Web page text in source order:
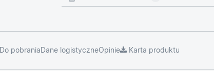
Do pobrania Dane logistyczneOpinie Karta produktu